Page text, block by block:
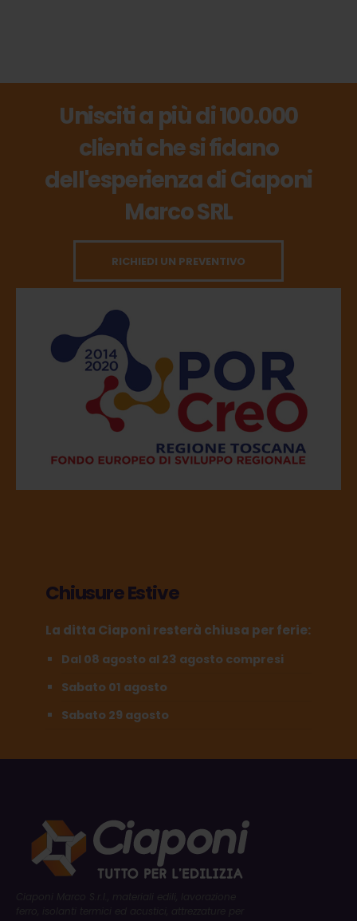
Unisciti a più di 100.000
clienti che si fidano
dell'esperienza di Ciaponi
Marco SRL
RICHIEDI UN PREVENTIVO
Chiusure Estive
La ditta Ciaponi resterà chiusa per ferie:
Dal 08 agosto al 23 agosto compresi
Sabato 01 agosto
Sabato 29 agosto